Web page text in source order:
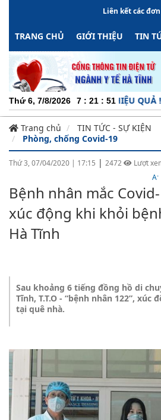
Liên kết các
TRANG CHỦ GIỚI THIỆU TIN
Thứ 6, 7/8/2026 7 : 21 : 52
ĐỘNG - MINH BẠCH - HIỆU QUẢ !
Trang chủ
TIN TỨC - SỰ KIỆN
Phòng, chống Covid-19
Thứ 3, 07/04/2020 | 17:15 | 2472
Lượt
A-
Bệnh nhân mắc
xúc động khi khỏi
Hà Tĩnh
Sau khoảng 6 tiếng đồng hồ di
Tĩnh, T.T.O - “bệnh nhân 122”, xúc
tại quê nhà.